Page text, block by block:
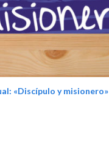
«Discípulo y misionero»